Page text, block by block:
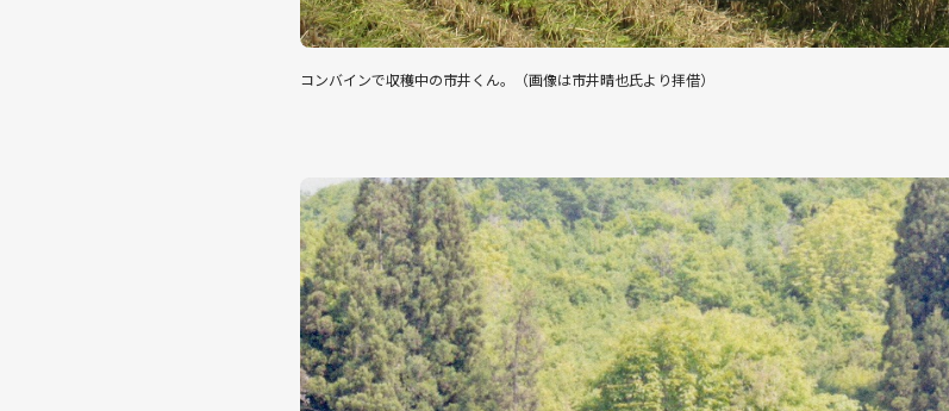
コンバインで収穫中の市井くん。（画像は市井晴也氏より拝借）